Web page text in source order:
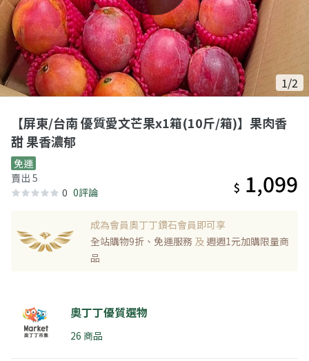
1/2
【屏東/台南 優質愛文芒果x1箱(10斤/箱)】果肉香
甜 果香濃郁
免運
賣出 5
0 0評論 $ 1,099
成為會員奧丁丁鑽石會員即可享
全站購物9折、免運服務 及 週週1元加購限量商
品
奧丁丁優質選物
26 商品